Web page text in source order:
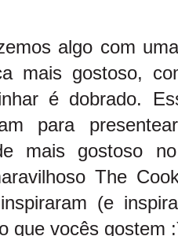
algo com
mais gostoso,
é dobrado.
para
mais gostoso
The
(e
que vocês gostem